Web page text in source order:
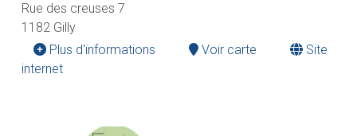
Rue des creuses 7
1182 Gilly
Plus d'informations
Voir carte
Site
internet